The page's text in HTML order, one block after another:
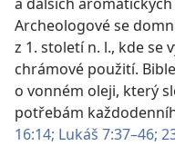
a dalších
Archeologové se
z 1. století n. l., kde se
chrámové použití.
o vonném oleji, který
potřebám
16:14; Lukáš 7:37–46;